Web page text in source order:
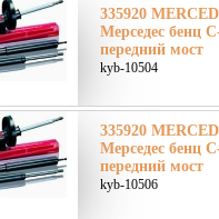
335920
Мерседес бенц
передний мост
kyb-10504
335920
Мерседес бенц
передний мост
kyb-10506